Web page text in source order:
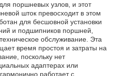
поршневых узлов, и этот
шток превосходит в этом
для бесшовной установки
и подшипников поршней,
обслуживание. Эта
время простоя и затраты на
поскольку нет
адаптерах или
работает с